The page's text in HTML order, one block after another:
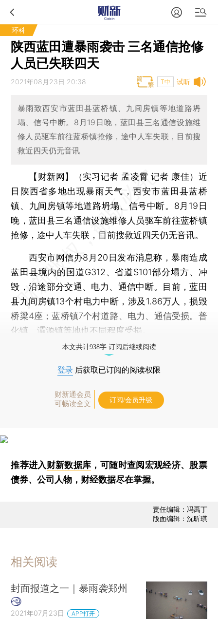
环科
陕西蓝田遭暴雨袭击 三名通信抢修
人员已失联四天
试听
2021年08月23日 20:38 T中
暴雨致西安市蓝田县蓝桥镇、九间房镇等地道路坍
塌、信号中断。8月19日晚，蓝田县三名通信设施维
修人员驱车前往蓝桥镇抢修，途中人车失联，目前搜
救近四天仍无音讯
【财新网】（实习记者 孟凌霄 记者 康佳） 近
日陕西省多地出现暴雨天气，西安市蓝田县蓝桥
镇、九间房镇等地道路坍塌、信号中断。8月19日
晚，蓝田县三名通信设施维修人员驱车前往蓝桥镇
抢修，途中人车失联，目前搜救近四天仍无音讯。
西安市网信办8月20日发布消息称，暴雨造成
蓝田县境内的国道G312、省道S101部分塌方、冲
毁，沿途部分交通、电力、通信中断。目前，蓝田
县九间房镇13个村电力中断，涉及1.86万人，损毁
桥梁4座；蓝桥镇7个村道路、电力、通信受损。普
化镇、灞源镇等地也不同程度受损。
本文共计938字 订阅后继续阅读
登录 后获取已订阅的阅读权限
财新通会员
可畅读全文
订阅/会员升级
推荐进入财新数据库 ，可随时查阅宏观经济、股票
债券、公司人物，财经数据尽在掌握。
责任编辑：冯禹丁
版面编辑：沈昕琪
相关阅读
封面报道之一｜暴雨袭郑州
2021年07月23日 APP打开